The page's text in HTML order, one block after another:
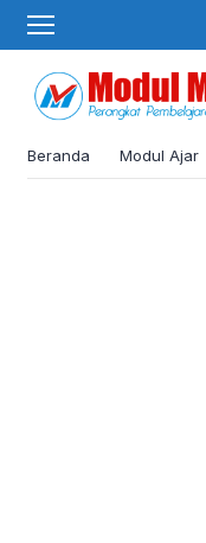
Beranda Modul Ajar